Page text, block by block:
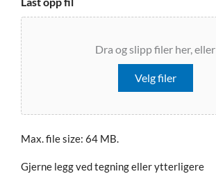
Dra og slipp filer her, eller
Velg filer
Max. file size: 64 MB.
Gjerne legg ved tegning eller ytterligere